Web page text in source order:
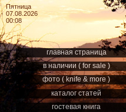
Пятница
07.08.2026
00:08
главная страница
в наличии ( for sale )
фото ( knife & more )
каталог статей
гостевая книга